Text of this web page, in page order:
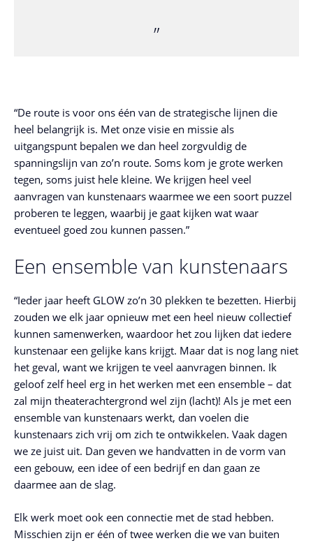
“De route is voor ons één van de strategische lijnen die
heel belangrijk is. Met onze visie en missie als
uitgangspunt bepalen we dan heel zorgvuldig de
spanningslijn van zo’n route. Soms kom je grote werken
tegen, soms juist hele kleine. We krijgen heel veel
aanvragen van kunstenaars waarmee we een soort puzzel
proberen te leggen, waarbij je gaat kijken wat waar
eventueel goed zou kunnen passen.”
Een ensemble van kunstenaars
“Ieder jaar heeft GLOW zo’n 30 plekken te bezetten. Hierbij
zouden we elk jaar opnieuw met een heel nieuw collectief
kunnen samenwerken, waardoor het zou lijken dat iedere
kunstenaar een gelijke kans krijgt. Maar dat is nog lang niet
het geval, want we krijgen te veel aanvragen binnen. Ik
geloof zelf heel erg in het werken met een ensemble – dat
zal mijn theaterachtergrond wel zijn (lacht)! Als je met een
ensemble van kunstenaars werkt, dan voelen die
kunstenaars zich vrij om zich te ontwikkelen. Vaak dagen
we ze juist uit. Dan geven we handvatten in de vorm van
een gebouw, een idee of een bedrijf en dan gaan ze
daarmee aan de slag.
Elk werk moet ook een connectie met de stad hebben.
Misschien zijn er één of twee werken die we van buiten